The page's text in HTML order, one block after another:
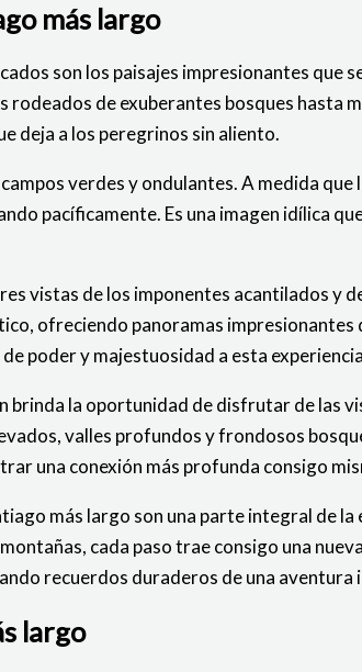
más largo
son los paisajes impresionantes que
de exuberantes bosques hasta
deja a los peregrinos sin aliento.
verdes y ondulantes. A medida
pacíficamente. Es una imagen idílica
vistas de los imponentes acantilados y
ofreciendo panoramas
poder y majestuosidad a esta
la oportunidad de disfrutar de las
valles profundos y frondosos
una conexión más profunda consigo
más largo son una parte integral de
cada paso trae consigo una
recuerdos duraderos de una aventura
largo